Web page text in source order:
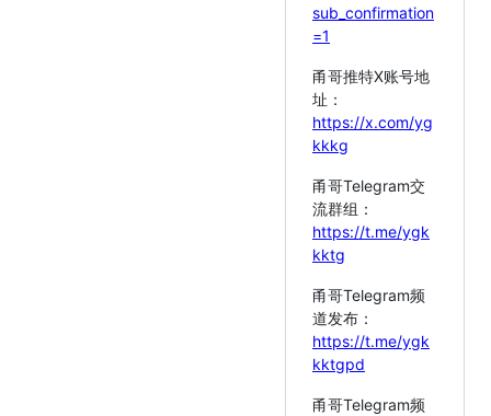
sub_confirmation
=1
甬哥推特X账号地
址：
https://x.com/yg
kkkg
甬哥Telegram交
流群组：
https://t.me/ygk
kktg
甬哥Telegram频
道发布：
https://t.me/ygk
kktgpd
甬哥Telegram频